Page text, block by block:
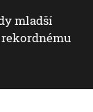
mladší